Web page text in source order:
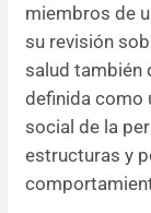
miembros de
su revisión
salud también
definida como
social de la
estructuras y